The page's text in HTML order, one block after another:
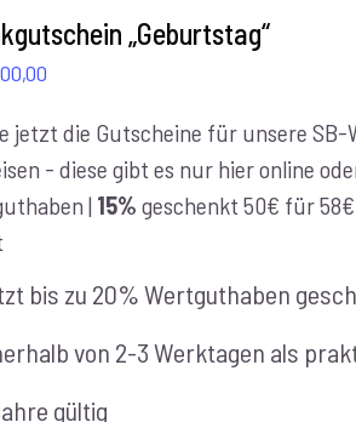
„Geburtstag“
bis
€100,00
jetzt die Gutscheine für unsere SB-
- diese gibt es nur hier online
| 15% geschenkt 50€ für
bis zu 20% Wertguthaben
von 2-3 Werktagen als
gültig